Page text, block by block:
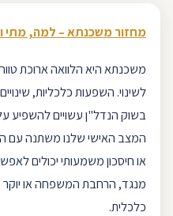
מחזור משכנתא – למה, מתי
משכנתא היא הלוואה ארוכת
לשינוי. השפעות כלכליות,
בשוק הנדל"ן עשויים להשפיע
המצב האישי שלנו משתנה עם
אוחיסכוןמשמעותי יכולים
מנגד, הרחבת המשפחה או יוקר
כלכלית.